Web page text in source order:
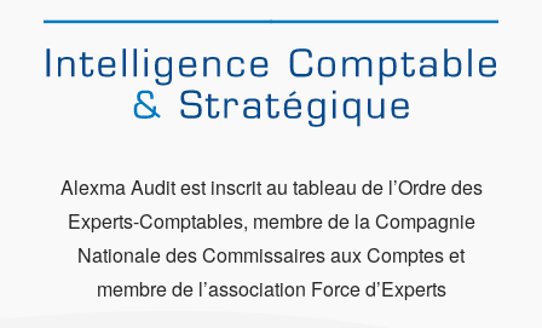
Alexma Audit est inscrit au tableau de l’Ordre des
Experts-Comptables, membre de la Compagnie
Nationale des Commissaires aux Comptes et
membre de l’association Force d’Experts